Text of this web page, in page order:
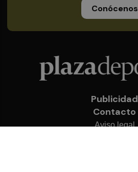
Conócenos
Publicidad
Contacto
Aviso legal